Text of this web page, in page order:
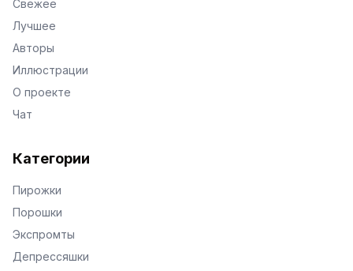
Свежее
Лучшее
Авторы
Иллюстрации
О проекте
Чат
Категории
Пирожки
Порошки
Экспромты
Депрессяшки